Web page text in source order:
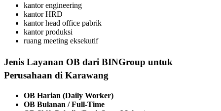
kantor engineering
kantor HRD
kantor head office pabrik
kantor produksi
ruang meeting eksekutif
Jenis Layanan OB dari BINGroup untuk
Perusahaan di Karawang
OB Harian (Daily Worker)
OB Bulanan / Full-Time